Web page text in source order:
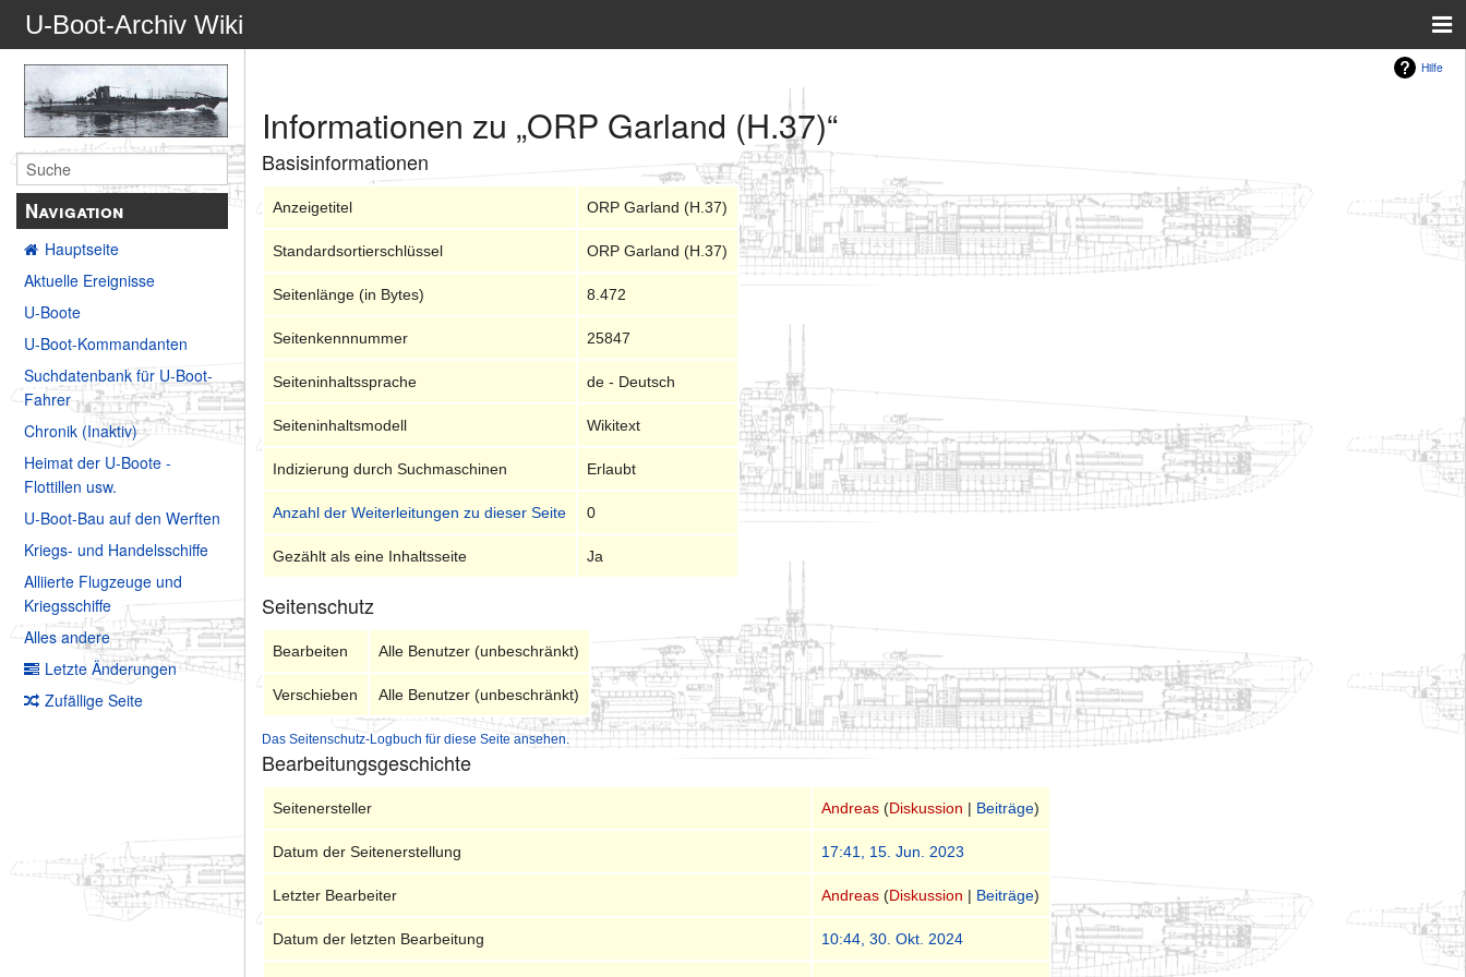
U-Boot-Archiv Wiki
Navigation
Hauptseite
Aktuelle Ereignisse
U-Boote
U-Boot-Kommandanten
Suchdatenbank für U-Boot-
Fahrer
Chronik (Inaktiv)
Heimat der U-Boote -
Flottillen usw.
U-Boot-Bau auf den Werften
Kriegs- und Handelsschiffe
Alliierte Flugzeuge und
Kriegsschiffe
Alles andere
Letzte Änderungen
Zufällige Seite
Hilfe
Informationen zu „ORP Garland (H.37)“
Basisinformationen
Anzeigetitel ORP Garland (H.37)
Standardsortierschlüssel ORP Garland (H.37)
Seitenlänge (in Bytes) 8.472
Seitenkennnummer 25847
Seiteninhaltssprache de - Deutsch
Seiteninhaltsmodell Wikitext
Indizierung durch Suchmaschinen Erlaubt
Anzahl der Weiterleitungen zu dieser Seite 0
Gezählt als eine Inhaltsseite Ja
Seitenschutz
Bearbeiten Alle Benutzer (unbeschränkt)
Verschieben Alle Benutzer (unbeschränkt)
Das Seitenschutz-Logbuch für diese Seite ansehen.
Bearbeitungsgeschichte
Seitenersteller Andreas (Diskussion | Beiträge)
Datum der Seitenerstellung 17:41, 15. Jun. 2023
Letzter Bearbeiter Andreas (Diskussion | Beiträge)
Datum der letzten Bearbeitung 10:44, 30. Okt. 2024